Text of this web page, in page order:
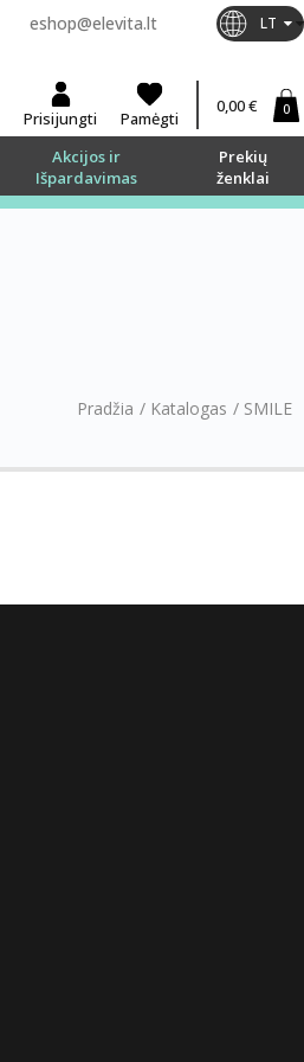
eshop@elevita.lt LT
Prisijungti Pamėgti
0,00 € 0
Akcijos ir
Išpardavimas
Prekių
ženklai
Pradžia / Katalogas / SMILE